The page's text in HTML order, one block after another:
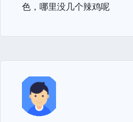
色，哪里没几个辣鸡呢